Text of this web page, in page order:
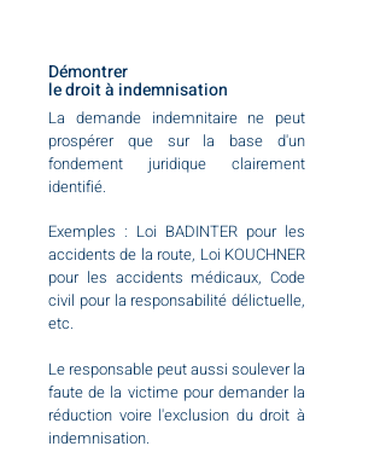
Démontrer
ledroit à indemnisation
La demande indemnitaire ne peut
prospérer que sur la base d'un
fondement juridique clairement
identifié.
Exemples : Loi BADINTER pour les
accidents de la route, Loi KOUCHNER
pour les accidents médicaux, Code
civil pour la responsabilité délictuelle,
etc.
Le responsable peut aussi soulever la
faute de la victime pour demander la
réduction voire l'exclusion du droit à
indemnisation.